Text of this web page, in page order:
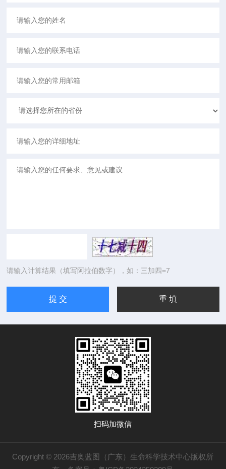
请输入计算结果（填写阿拉伯数字），如：三加四=7
扫码加微信
Copyright © 2026吉奥蓝图（广东）生命科学技术中心版权所